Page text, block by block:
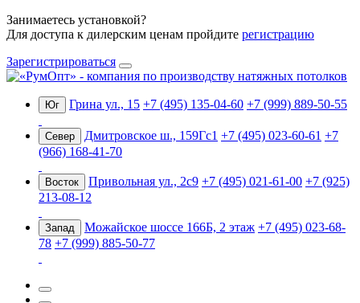
Занимаетесь установкой?
Для доступа к дилерским ценам пройдите регистрацию
Зарегистрироваться
Юг Грина ул., 15 +7 (495) 135-04-60 +7 (999) 889-50-55
Север Дмитровское ш., 159Гс1 +7 (495) 023-60-61 +7
(966) 168-41-70
Восток Привольная ул., 2с9 +7 (495) 021-61-00 +7 (925)
213-08-12
Запад Можайское шоссе 166Б, 2 этаж +7 (495) 023-68-
78 +7 (999) 885-50-77